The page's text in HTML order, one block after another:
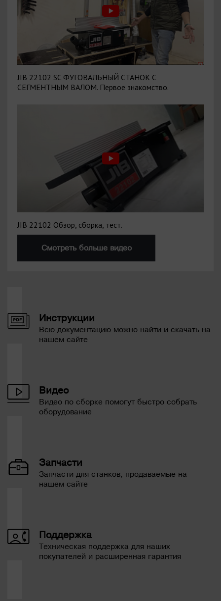
JIB 22102 SC ФУГОВАЛЬНЫЙ СТАНОК С
СЕГМЕНТНЫМ ВАЛОМ. Первое знакомство.
JIB 22102 Обзор, сборка, тест.
Смотреть больше видео
Инструкции
Всю документацию можно найти и скачать на
нашем сайте
Видео
Видео по сборке помогут быстро собрать
оборудование
Запчасти
Запчасти для станков, продаваемые на
нашем сайте
Поддержка
Техническая поддержка для наших
покупателей и расширенная гарантия